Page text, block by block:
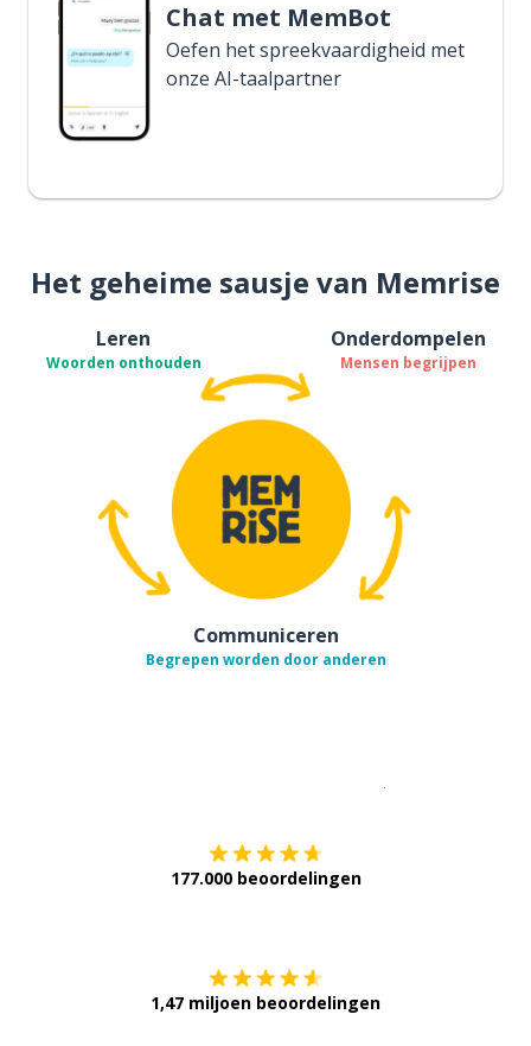
Chat met MemBot
Oefen het spreekvaardigheid met
onze AI-taalpartner
Het geheime sausje van Memrise
Leren
Woorden onthouden
Onderdompelen
Mensen begrijpen
Communiceren
Begrepen worden door anderen
177.000 beoordelingen
1,47 miljoen beoordelingen